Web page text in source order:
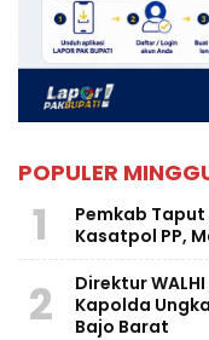
POPULER
1
Pemkab
Kasatpol PP,
2
Direktur
Kapolda
Bajo Barat